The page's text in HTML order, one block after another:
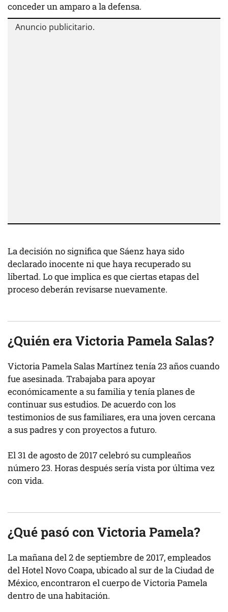
conceder un amparo a la defensa.
La decisión no significa que Sáenz haya sido
declarado inocente ni que haya recuperado su
libertad. Lo que implica es que ciertas etapas del
proceso deberán revisarse nuevamente.
¿Quién era Victoria Pamela Salas?
Victoria Pamela Salas Martínez tenía 23 años cuando
fue asesinada. Trabajaba para apoyar
económicamente a su familia y tenía planes de
continuar sus estudios. De acuerdo con los
testimonios de sus familiares, era una joven cercana
a sus padres y con proyectos a futuro.
El 31 de agosto de 2017 celebró su cumpleaños
número 23. Horas después sería vista por última vez
con vida.
¿Qué pasó con Victoria Pamela?
La mañana del 2 de septiembre de 2017, empleados
del Hotel Novo Coapa, ubicado al sur de la Ciudad de
México, encontraron el cuerpo de Victoria Pamela
dentro de una habitación.